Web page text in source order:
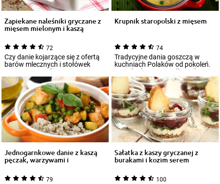
Zapiekane naleśniki gryczane z
mięsem mielonym i kaszą
72
Czy danie kojarzące się z ofertą
barów mlecznych i stołówek
może cię czymś jeszcze
zaskoczyć? Zap...
Krupnik staropolski z mięsem
74
Tradycyjne dania goszczą w
kuchniach Polaków od pokoleń.
Co jednak w przypadku, gdy
rodzinna rece...
Jednogarnkowe danie z kaszą
pęczak, warzywami i
79
Sałatka z kaszy gryczanej z
burakami i kozim serem
100